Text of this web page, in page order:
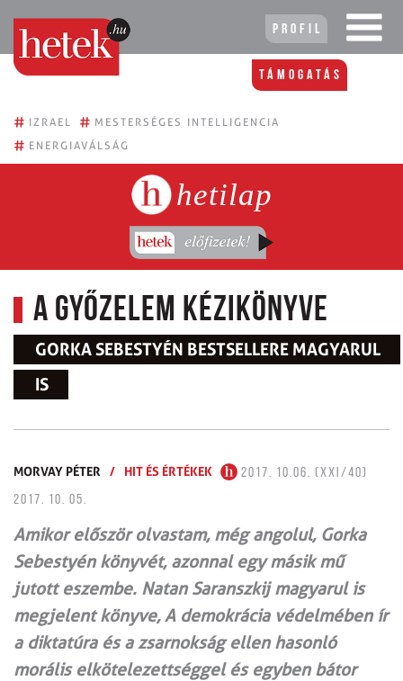
Profil
Támogatás
# IZRAEL # MESTERSÉGES INTELLIGENCIA
# ENERGIAVÁLSÁG
hetilap
A győzelem kézikönyve
GORKA SEBESTYÉN BESTSELLERE MAGYARUL
IS
MORVAY PÉTER / HIT ÉS ÉRTÉKEK
2017. 10.06. (XXI/40)
2017. 10. 05.
Amikor először olvastam, még angolul, Gorka
Sebestyén könyvét, azonnal egy másik mű
jutott eszembe. Natan Saranszkij magyarul is
megjelent könyve, A demokrácia védelmében ír
a diktatúra és a zsarnokság ellen hasonló
morális elkötelezettséggel és egyben bátor